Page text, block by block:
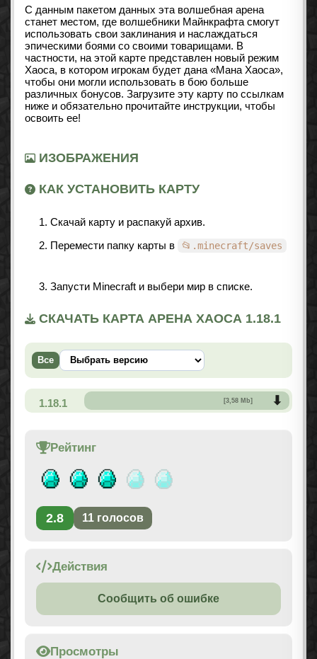
С данным пакетом данных эта волшебная арена
станет местом, где волшебники Майнкрафта смогут
использовать свои заклинания и наслаждаться
эпическими боями со своими товарищами. В
частности, на этой карте представлен новый режим
Хаоса, в котором игрокам будет дана «Мана Хаоса»,
чтобы они могли использовать в бою больше
различных бонусов. Загрузите эту карту по ссылкам
ниже и обязательно прочитайте инструкции, чтобы
освоить ее!
ИЗОБРАЖЕНИЯ
КАК УСТАНОВИТЬ КАРТУ
Скачай карту и распакуй архив.
Перемести папку карты в
📂.minecraft/saves
Запусти Minecraft и выбери мир в списке.
СКАЧАТЬ КАРТА АРЕНА ХАОСА 1.18.1
Все
1.18.1 [3,58 Mb]
Рейтинг
2.8 11 голосов
Действия
Сообщить об ошибке
Просмотры